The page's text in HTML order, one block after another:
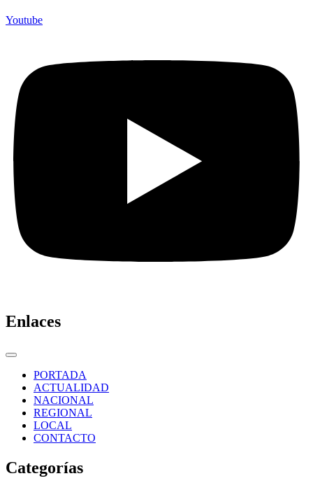
Youtube
Enlaces
PORTADA
ACTUALIDAD
NACIONAL
REGIONAL
LOCAL
CONTACTO
Categorías